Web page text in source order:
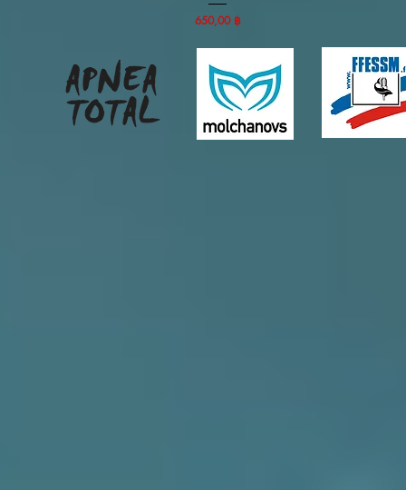
Prezzo
650,00 ฿